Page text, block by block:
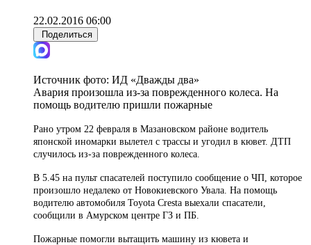
22.02.2016 06:00
Поделиться
Источник фото: ИД «Дважды два»
Авария произошла из-за поврежденного колеса. На
помощь водителю пришли пожарные
Рано утром 22 февраля в Мазановском районе водитель
японской иномарки вылетел с трассы и угодил в кювет. ДТП
случилось из-за поврежденного колеса.
В 5.45 на пульт спасателей поступило сообщение о ЧП, которое
произошло недалеко от Новокиевского Увала. На помощь
водителю автомобиля Toyota Cresta выехали спасатели,
сообщили в Амурском центре ГЗ и ПБ.
Пожарные помогли вытащить машину из кювета и